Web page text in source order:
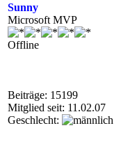
Sunny
Microsoft MVP
Offline
Beiträge: 15199
Mitglied seit: 11.02.07
Geschlecht: